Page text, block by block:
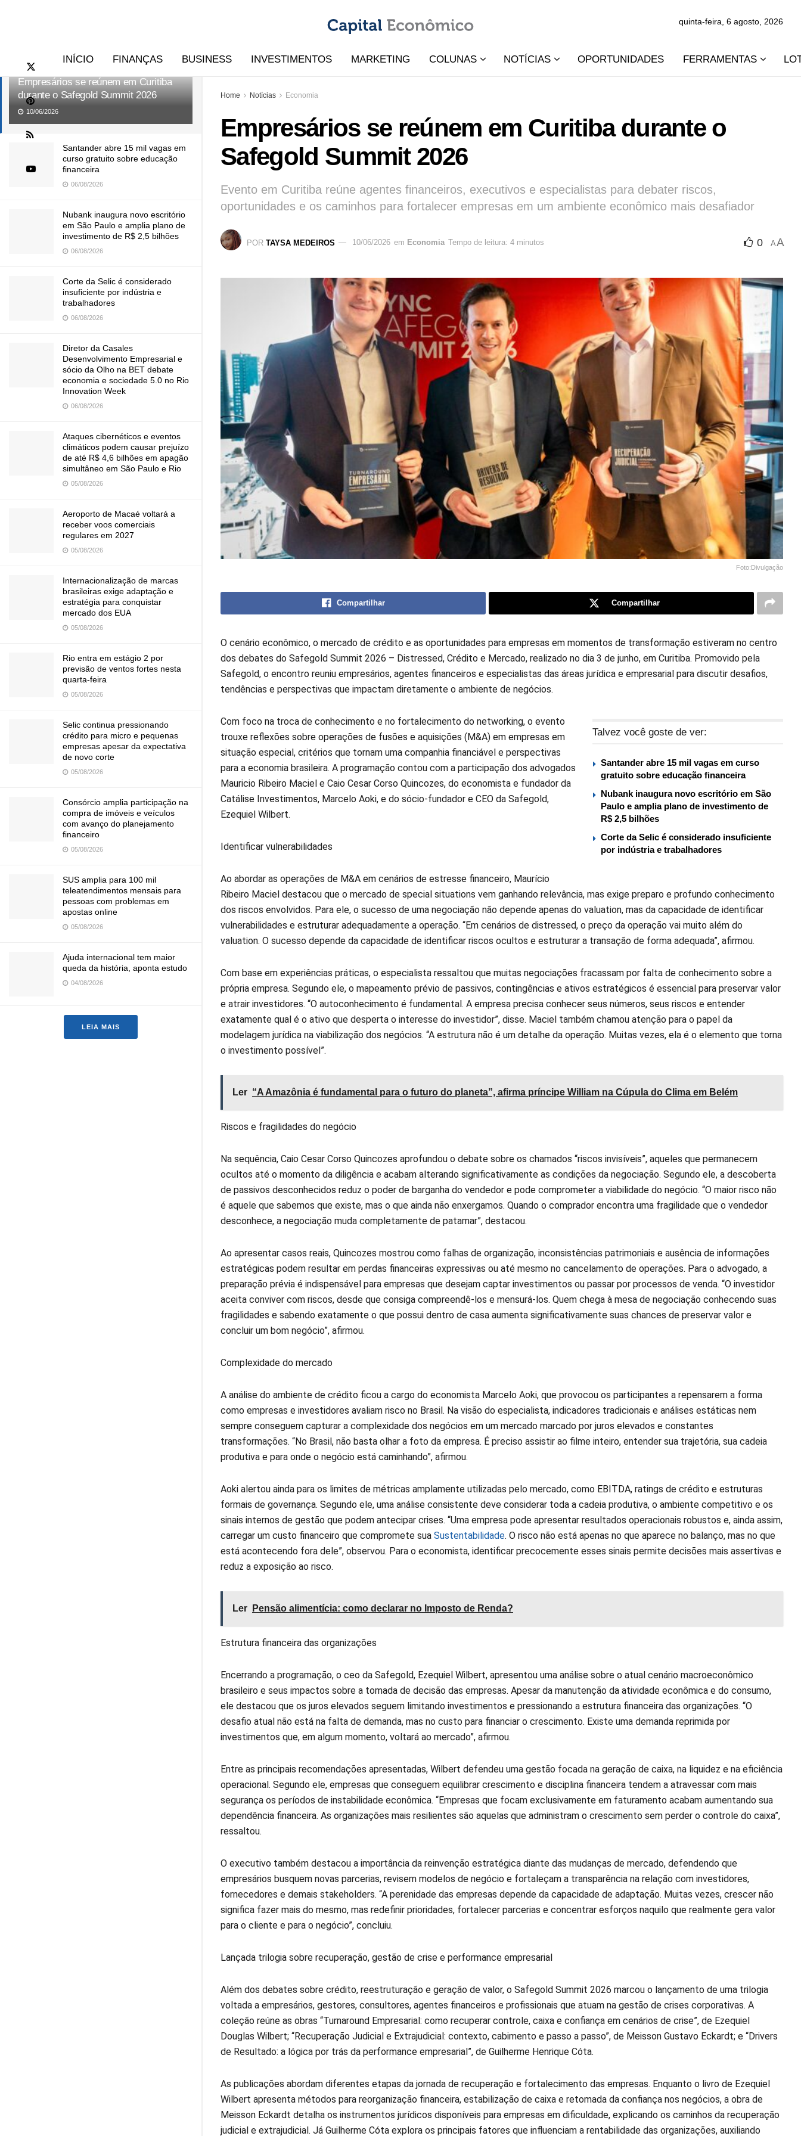
Empresários se reúnem em Curitiba
durante o Safegold Summit 2026
10/06/2026
Santander abre 15 mil vagas em
curso gratuito sobre educação
financeira
06/08/2026
Nubank inaugura novo escritório
em São Paulo e amplia plano de
investimento de R$ 2,5 bilhões
06/08/2026
Corte da Selic é considerado
insuficiente por indústria e
trabalhadores
06/08/2026
Diretor da Casales
Desenvolvimento Empresarial e
sócio da Olho na BET debate
economia e sociedade 5.0 no Rio
Innovation Week
06/08/2026
Ataques cibernéticos e eventos
climáticos podem causar prejuízo
de até R$ 4,6 bilhões em apagão
simultâneo em São Paulo e Rio
05/08/2026
Aeroporto de Macaé voltará a
receber voos comerciais
regulares em 2027
05/08/2026
Internacionalização de marcas
brasileiras exige adaptação e
estratégia para conquistar
mercado dos EUA
05/08/2026
Rio entra em estágio 2 por
previsão de ventos fortes nesta
quarta-feira
05/08/2026
Selic continua pressionando
crédito para micro e pequenas
empresas apesar da expectativa
de novo corte
05/08/2026
Consórcio amplia participação na
compra de imóveis e veículos
com avanço do planejamento
financeiro
05/08/2026
SUS amplia para 100 mil
teleatendimentos mensais para
pessoas com problemas em
apostas online
05/08/2026
Ajuda internacional tem maior
queda da história, aponta estudo
04/08/2026
LEIA MAIS
quinta-feira, 6 agosto, 2026
INÍCIO FINANÇAS BUSINESS INVESTIMENTOS MARKETING COLUNAS NOTÍCIAS OPORTUNIDADES FERRAMENTAS
Home Notícias Economia
Empresários se reúnem em Curitiba durante o
Safegold Summit 2026
Evento em Curitiba reúne agentes financeiros, executivos e especialistas para debater riscos,
oportunidades e os caminhos para fortalecer empresas em um ambiente econômico mais desafiador
POR TAYSA MEDEIROS 10/06/2026 em Economia Tempo de leitura: 4 minutos 0 AA
Foto:Divulgação
Compartilhar Compartilhar
O cenário econômico, o mercado de crédito e as oportunidades para empresas em momentos de transformação estiveram no centro
dos debates do Safegold Summit 2026 – Distressed, Crédito e Mercado, realizado no dia 3 de junho, em Curitiba. Promovido pela
Safegold, o encontro reuniu empresários, agentes financeiros e especialistas das áreas jurídica e empresarial para discutir desafios,
tendências e perspectivas que impactam diretamente o ambiente de negócios.
Talvez você goste de ver:
Santander abre 15 mil vagas em curso
gratuito sobre educação financeira
Nubank inaugura novo escritório em São
Paulo e amplia plano de investimento de
R$ 2,5 bilhões
Corte da Selic é considerado insuficiente
por indústria e trabalhadores
Com foco na troca de conhecimento e no fortalecimento do networking, o evento
trouxe reflexões sobre operações de fusões e aquisições (M&A) em empresas em
situação especial, critérios que tornam uma companhia financiável e perspectivas
para a economia brasileira. A programação contou com a participação dos advogados
Mauricio Ribeiro Maciel e Caio Cesar Corso Quincozes, do economista e fundador da
Catálise Investimentos, Marcelo Aoki, e do sócio-fundador e CEO da Safegold,
Ezequiel Wilbert.
Identificar vulnerabilidades
Ao abordar as operações de M&A em cenários de estresse financeiro, Maurício
Ribeiro Maciel destacou que o mercado de special situations vem ganhando relevância, mas exige preparo e profundo conhecimento
dos riscos envolvidos. Para ele, o sucesso de uma negociação não depende apenas do valuation, mas da capacidade de identificar
vulnerabilidades e estruturar adequadamente a operação. “Em cenários de distressed, o preço da operação vai muito além do
valuation. O sucesso depende da capacidade de identificar riscos ocultos e estruturar a transação de forma adequada”, afirmou.
Com base em experiências práticas, o especialista ressaltou que muitas negociações fracassam por falta de conhecimento sobre a
própria empresa. Segundo ele, o mapeamento prévio de passivos, contingências e ativos estratégicos é essencial para preservar valor
e atrair investidores. “O autoconhecimento é fundamental. A empresa precisa conhecer seus números, seus riscos e entender
exatamente qual é o ativo que desperta o interesse do investidor”, disse. Maciel também chamou atenção para o papel da
modelagem jurídica na viabilização dos negócios. “A estrutura não é um detalhe da operação. Muitas vezes, ela é o elemento que torna
o investimento possível”.
Ler “A Amazônia é fundamental para o futuro do planeta”, afirma príncipe William na Cúpula do Clima em Belém
Riscos e fragilidades do negócio
Na sequência, Caio Cesar Corso Quincozes aprofundou o debate sobre os chamados “riscos invisíveis”, aqueles que permanecem
ocultos até o momento da diligência e acabam alterando significativamente as condições da negociação. Segundo ele, a descoberta
de passivos desconhecidos reduz o poder de barganha do vendedor e pode comprometer a viabilidade do negócio. “O maior risco não
é aquele que sabemos que existe, mas o que ainda não enxergamos. Quando o comprador encontra uma fragilidade que o vendedor
desconhece, a negociação muda completamente de patamar”, destacou.
Ao apresentar casos reais, Quincozes mostrou como falhas de organização, inconsistências patrimoniais e ausência de informações
estratégicas podem resultar em perdas financeiras expressivas ou até mesmo no cancelamento de operações. Para o advogado, a
preparação prévia é indispensável para empresas que desejam captar investimentos ou passar por processos de venda. “O investidor
aceita conviver com riscos, desde que consiga compreendê-los e mensurá-los. Quem chega à mesa de negociação conhecendo suas
fragilidades e sabendo exatamente o que possui dentro de casa aumenta significativamente suas chances de preservar valor e
concluir um bom negócio”, afirmou.
Complexidade do mercado
A análise do ambiente de crédito ficou a cargo do economista Marcelo Aoki, que provocou os participantes a repensarem a forma
como empresas e investidores avaliam risco no Brasil. Na visão do especialista, indicadores tradicionais e análises estáticas nem
sempre conseguem capturar a complexidade dos negócios em um mercado marcado por juros elevados e constantes
transformações. “No Brasil, não basta olhar a foto da empresa. É preciso assistir ao filme inteiro, entender sua trajetória, sua cadeia
produtiva e para onde o negócio está caminhando”, afirmou.
Aoki alertou ainda para os limites de métricas amplamente utilizadas pelo mercado, como EBITDA, ratings de crédito e estruturas
formais de governança. Segundo ele, uma análise consistente deve considerar toda a cadeia produtiva, o ambiente competitivo e os
sinais internos de gestão que podem antecipar crises. “Uma empresa pode apresentar resultados operacionais robustos e, ainda assim,
carregar um custo financeiro que compromete sua Sustentabilidade. O risco não está apenas no que aparece no balanço, mas no que
está acontecendo fora dele”, observou. Para o economista, identificar precocemente esses sinais permite decisões mais assertivas e
reduz a exposição ao risco.
Ler Pensão alimentícia: como declarar no Imposto de Renda?
Estrutura financeira das organizações
Encerrando a programação, o ceo da Safegold, Ezequiel Wilbert, apresentou uma análise sobre o atual cenário macroeconômico
brasileiro e seus impactos sobre a tomada de decisão das empresas. Apesar da manutenção da atividade econômica e do consumo,
ele destacou que os juros elevados seguem limitando investimentos e pressionando a estrutura financeira das organizações. “O
desafio atual não está na falta de demanda, mas no custo para financiar o crescimento. Existe uma demanda reprimida por
investimentos que, em algum momento, voltará ao mercado”, afirmou.
Entre as principais recomendações apresentadas, Wilbert defendeu uma gestão focada na geração de caixa, na liquidez e na eficiência
operacional. Segundo ele, empresas que conseguem equilibrar crescimento e disciplina financeira tendem a atravessar com mais
segurança os períodos de instabilidade econômica. “Empresas que focam exclusivamente em faturamento acabam aumentando sua
dependência financeira. As organizações mais resilientes são aquelas que administram o crescimento sem perder o controle do caixa”,
ressaltou.
O executivo também destacou a importância da reinvenção estratégica diante das mudanças de mercado, defendendo que
empresários busquem novas parcerias, revisem modelos de negócio e fortaleçam a transparência na relação com investidores,
fornecedores e demais stakeholders. “A perenidade das empresas depende da capacidade de adaptação. Muitas vezes, crescer não
significa fazer mais do mesmo, mas redefinir prioridades, fortalecer parcerias e concentrar esforços naquilo que realmente gera valor
para o cliente e para o negócio”, concluiu.
Lançada trilogia sobre recuperação, gestão de crise e performance empresarial
Além dos debates sobre crédito, reestruturação e geração de valor, o Safegold Summit 2026 marcou o lançamento de uma trilogia
voltada a empresários, gestores, consultores, agentes financeiros e profissionais que atuam na gestão de crises corporativas. A
coleção reúne as obras “Turnaround Empresarial: como recuperar controle, caixa e confiança em cenários de crise”, de Ezequiel
Douglas Wilbert; “Recuperação Judicial e Extrajudicial: contexto, cabimento e passo a passo”, de Meisson Gustavo Eckardt; e “Drivers
de Resultado: a lógica por trás da performance empresarial”, de Guilherme Henrique Cóta.
As publicações abordam diferentes etapas da jornada de recuperação e fortalecimento das empresas. Enquanto o livro de Ezequiel
Wilbert apresenta métodos para reorganização financeira, estabilização de caixa e retomada da confiança nos negócios, a obra de
Meisson Eckardt detalha os instrumentos jurídicos disponíveis para empresas em dificuldade, explicando os caminhos da recuperação
judicial e extrajudicial. Já Guilherme Cóta explora os principais fatores que influenciam a rentabilidade das organizações, auxiliando